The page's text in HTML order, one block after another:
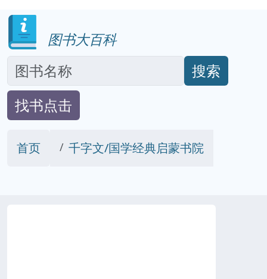
图书大百科
搜索
找书点击
首页 千字文/国学经典启蒙书院